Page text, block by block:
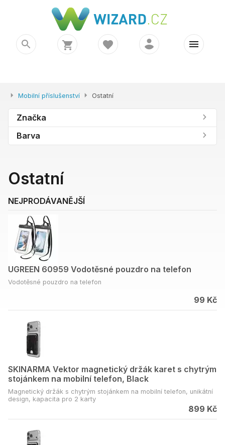
Mobilní příslušenství Ostatní
Značka
Barva
Ostatní
NEJPRODÁVANĚJŠÍ
UGREEN 60959 Vodotěsné pouzdro na telefon
Vodotěsné pouzdro na telefon
99 Kč
SKINARMA Vektor magnetický držák karet s chytrým
stojánkem na mobilní telefon, Black
Magnetický držák s chytrým stojánkem na mobilní telefon, unikátní
design, kapacita pro 2 karty
899 Kč